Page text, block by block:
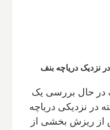
نزدیک دریاچه بنف
در حال بررسی یک
در نزدیکی دریاچه
از ریزش بخشی از